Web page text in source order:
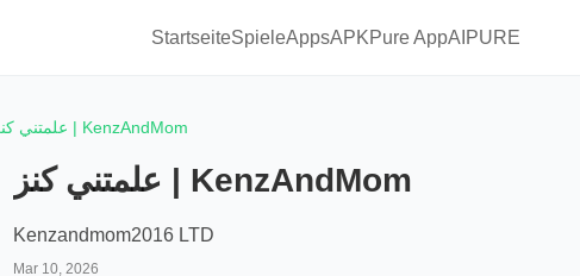
StartseiteSpieleAppsAPKPure AppAIPURE
علمتني كنز | KenzAndMom
علمتني كنز | KenzAndMom
Kenzandmom2016 LTD
Mar 10, 2026